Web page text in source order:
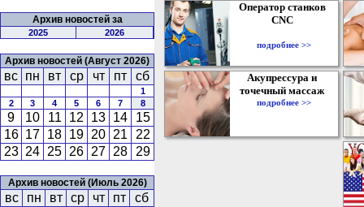
Архив новостей за
2025 2026
Архив новостей (Август 2026)
вс пн вт ср чт пт сб
1
2
3 4 5 6 7 8
9 10 11 12 13 14
15
16 17 18 19 20 21
22
23 24 25 26 27 28 29
Архив новостей (Июль 2026)
вс пн вт ср чт пт сб
Оператор станков
CNC
подробнее >>
Акупрессура и
точечный массаж
подробнее >>